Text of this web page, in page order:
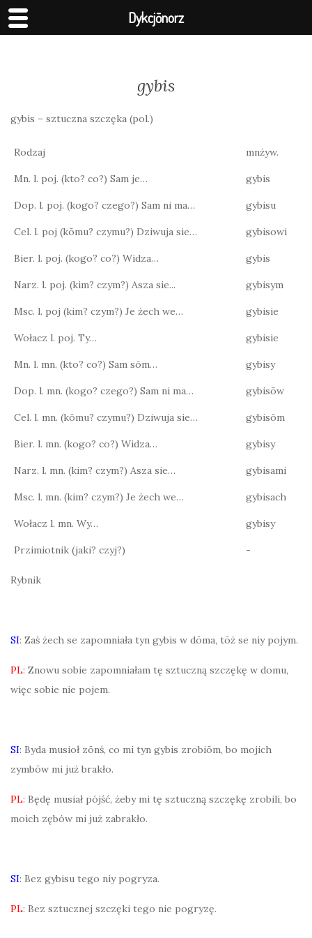
gybis
gybis – sztuczna szczęka (pol.)
Rodzaj mnżyw.
Mn. l. poj. (kto? co?) Sam je… gybis
Dop. l. poj. (kogo? czego?) Sam ni ma… gybisu
Cel. l. poj (kōmu? czymu?) Dziwuja sie… gybisowi
Bier. l. poj. (kogo? co?) Widza… gybis
Narz. l. poj. (kim? czym?) Asza sie... gybisym
Msc. l. poj (kim? czym?) Je żech we… gybisie
Wołacz l. poj. Ty… gybisie
Mn. l. mn. (kto? co?) Sam sōm… gybisy
Dop. l. mn. (kogo? czego?) Sam ni ma… gybisōw
Cel. l. mn. (kōmu? czymu?) Dziwuja sie… gybisōm
Bier. l. mn. (kogo? co?) Widza… gybisy
Narz. l. mn. (kim? czym?) Asza sie… gybisami
Msc. l. mn. (kim? czym?) Je żech we… gybisach
Wołacz l. mn. Wy… gybisy
Przimiotnik (jaki? czyj?) -
Rybnik
SI: Zaś żech se zapomniała tyn gybis w dōma, tōż se niy pojym.
PL: Znowu sobie zapomniałam tę sztuczną szczękę w domu,
więc sobie nie pojem.
SI: Byda musioł zōnś, co mi tyn gybis zrobiōm, bo mojich
zymbōw mi już brakło.
PL: Będę musiał pójść, żeby mi tę sztuczną szczękę zrobili, bo
moich zębów mi już zabrakło.
SI: Bez gybisu tego niy pogryza.
PL: Bez sztucznej szczęki tego nie pogryzę.
Dykcjōnorz